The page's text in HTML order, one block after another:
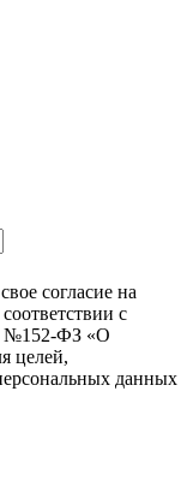
согласие на
с
№152-ФЗ «О
целей,
данных